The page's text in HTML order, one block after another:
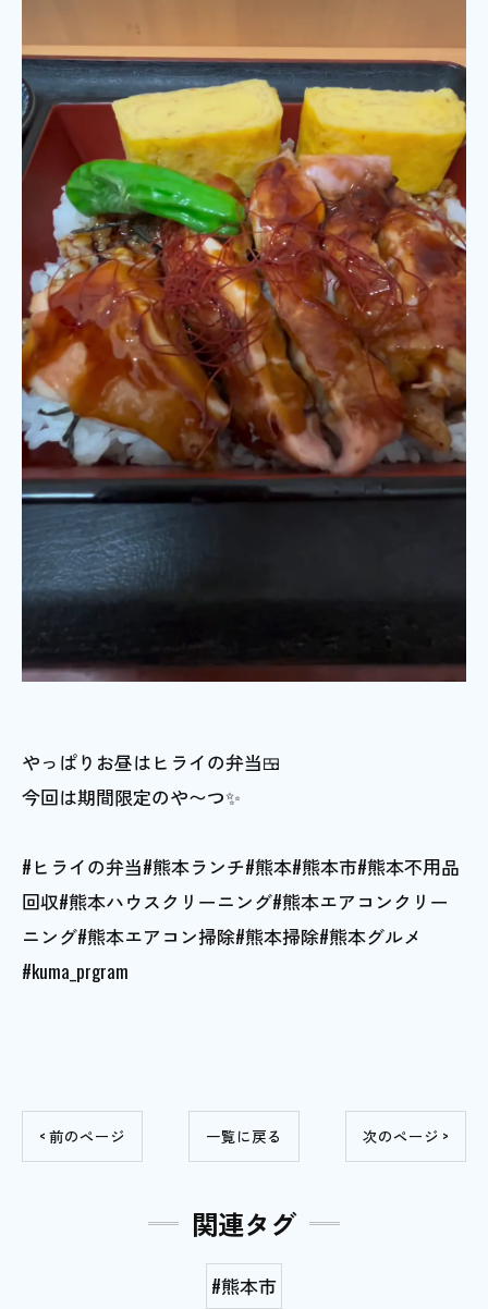
やっぱりお昼はヒライの弁当🍱
今回は期間限定のや〜つ✨
#ヒライの弁当#熊本ランチ#熊本#熊本市#熊本不用品
回収#熊本ハウスクリーニング#熊本エアコンクリー
ニング#熊本エアコン掃除#熊本掃除#熊本グルメ
#kuma_prgram
< 前のページ 一覧に戻る 次のページ >
関連タグ
#熊本市